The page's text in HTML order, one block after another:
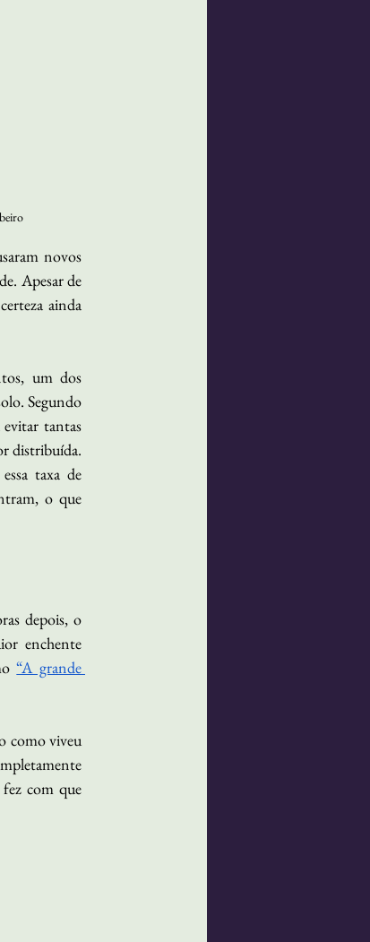
novos
Apesar de
ainda
um dos
Segundo
evitar tantas
distribuída.
taxa de
o que
depois, o
enchente
“A grande
como viveu
com que